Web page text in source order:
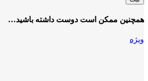
همچنین ممکن است دوست داشته باشید…
ویژه